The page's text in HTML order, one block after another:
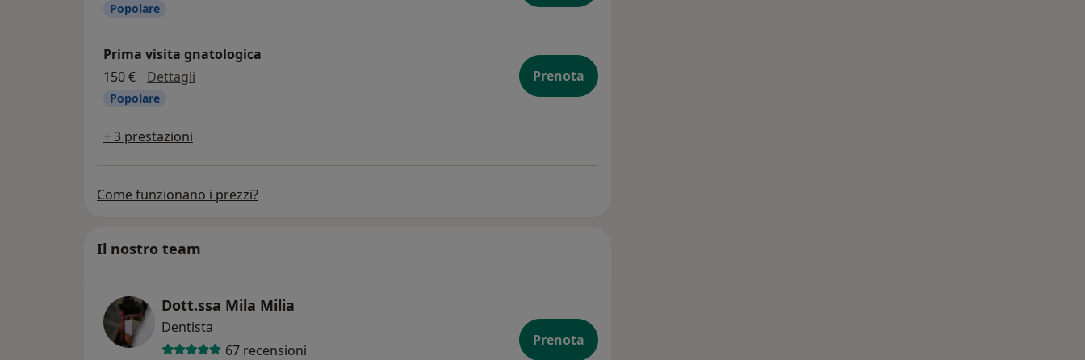
Popolare
Prima visita gnatologica
150 €
Dettagli
Popolare
Prenota
+ 3 prestazioni
Come funzionano i prezzi?
Il nostro team
Dott.ssa Mila Milia
Dentista
67 recensioni
Prenota